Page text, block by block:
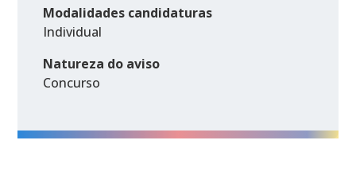
Modalidades candidaturas
Individual
Natureza do aviso
Concurso